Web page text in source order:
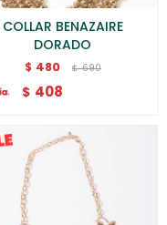
COLLAR BENAZAIRE
DORADO
$ 480 $ 690
$ 408